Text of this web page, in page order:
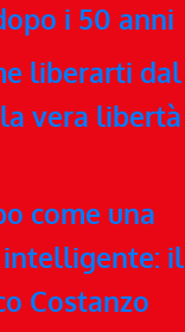
i 50 anni
liberarti dal
vera libertà
come una
intelligente: il
Costanzo